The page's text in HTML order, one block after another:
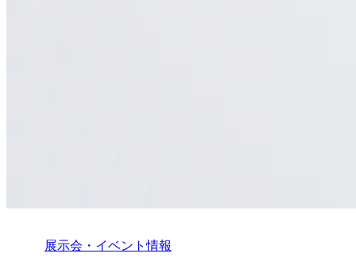
展示会・イベント情報